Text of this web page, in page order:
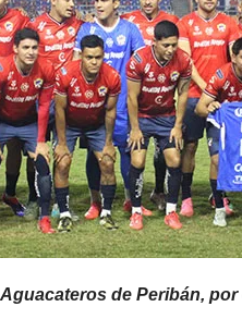
de Peribán, por